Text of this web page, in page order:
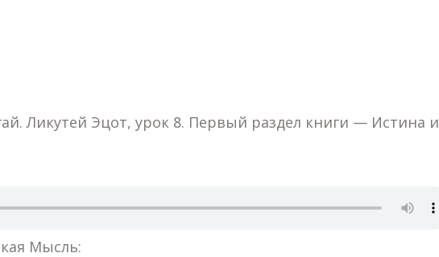
Ликутей Эцот, урок 8. Первый раздел книги — Истина и
Мысль: